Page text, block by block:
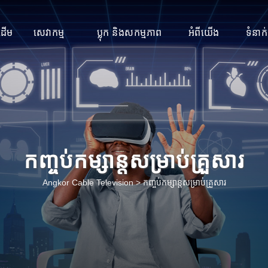
ើម សេវាកម្ម ប្លុក និងសកម្មភាព អំពីយើង ទំនា
កញ្ចប់កម្សាន្តសម្រាប់គ្រួសារ
Angkor Cable Television>កញ្ចប់កម្សាន្តសម្រាប់គ្រួសារ